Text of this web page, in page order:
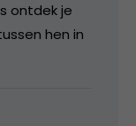
ontdek je
hen in